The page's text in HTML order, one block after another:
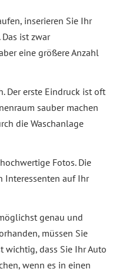
inserieren Sie Ihr
ist zwar
eine größere Anzahl
Der erste Eindruck ist oft
sauber machen
die Waschanlage
Fotos. Die
Interessenten auf Ihr
genau und
müssen Sie
wichtig, dass Sie Ihr Auto
wenn es in einen